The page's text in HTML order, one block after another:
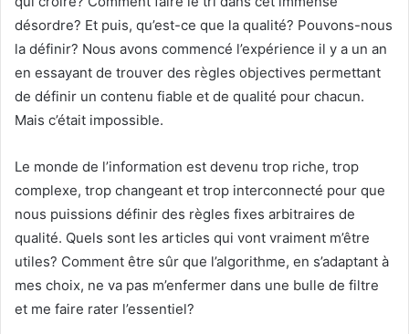
désordre? Et puis, qu’est-ce que la qualité? Pouvons-nous
la définir? Nous avons commencé l’expérience il y a un an
en essayant de trouver des règles objectives permettant
de définir un contenu fiable et de qualité pour chacun.
Mais c’était impossible.
Le monde de l’information est devenu trop riche, trop
complexe, trop changeant et trop interconnecté pour que
nous puissions définir des règles fixes arbitraires de
qualité. Quels sont les articles qui vont vraiment m’être
utiles? Comment être sûr que l’algorithme, en s’adaptant à
mes choix, ne va pas m’enfermer dans une bulle de filtre
et me faire rater l’essentiel?